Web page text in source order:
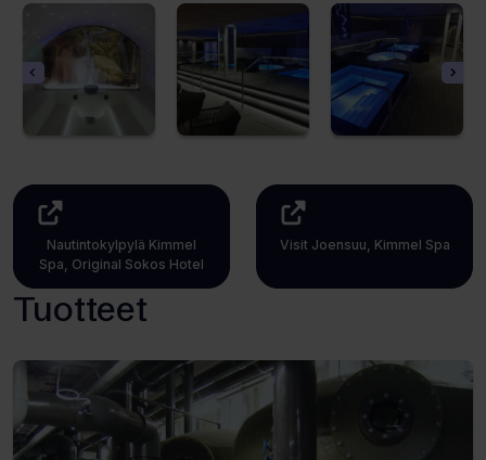
Nautintokylpylä Kimmel
Spa, Original Sokos Hotel
(Avaa
uuden
Visit Joensuu, Kimmel Spa
uuden
Tuotteet